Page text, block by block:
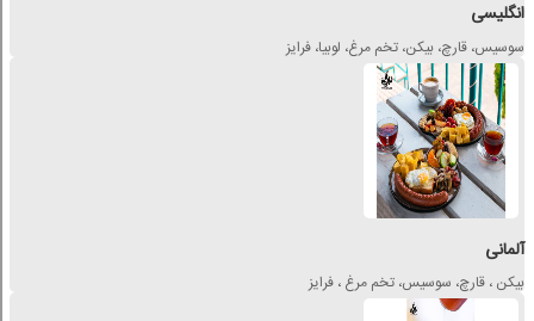
انگلیسی
سوسیس، قارچ، بیکن، تخم مرغ، لوبیا، فرایز
آلمانی
بیکن ، قارچ، سوسیس، تخم مرغ ، فرایز